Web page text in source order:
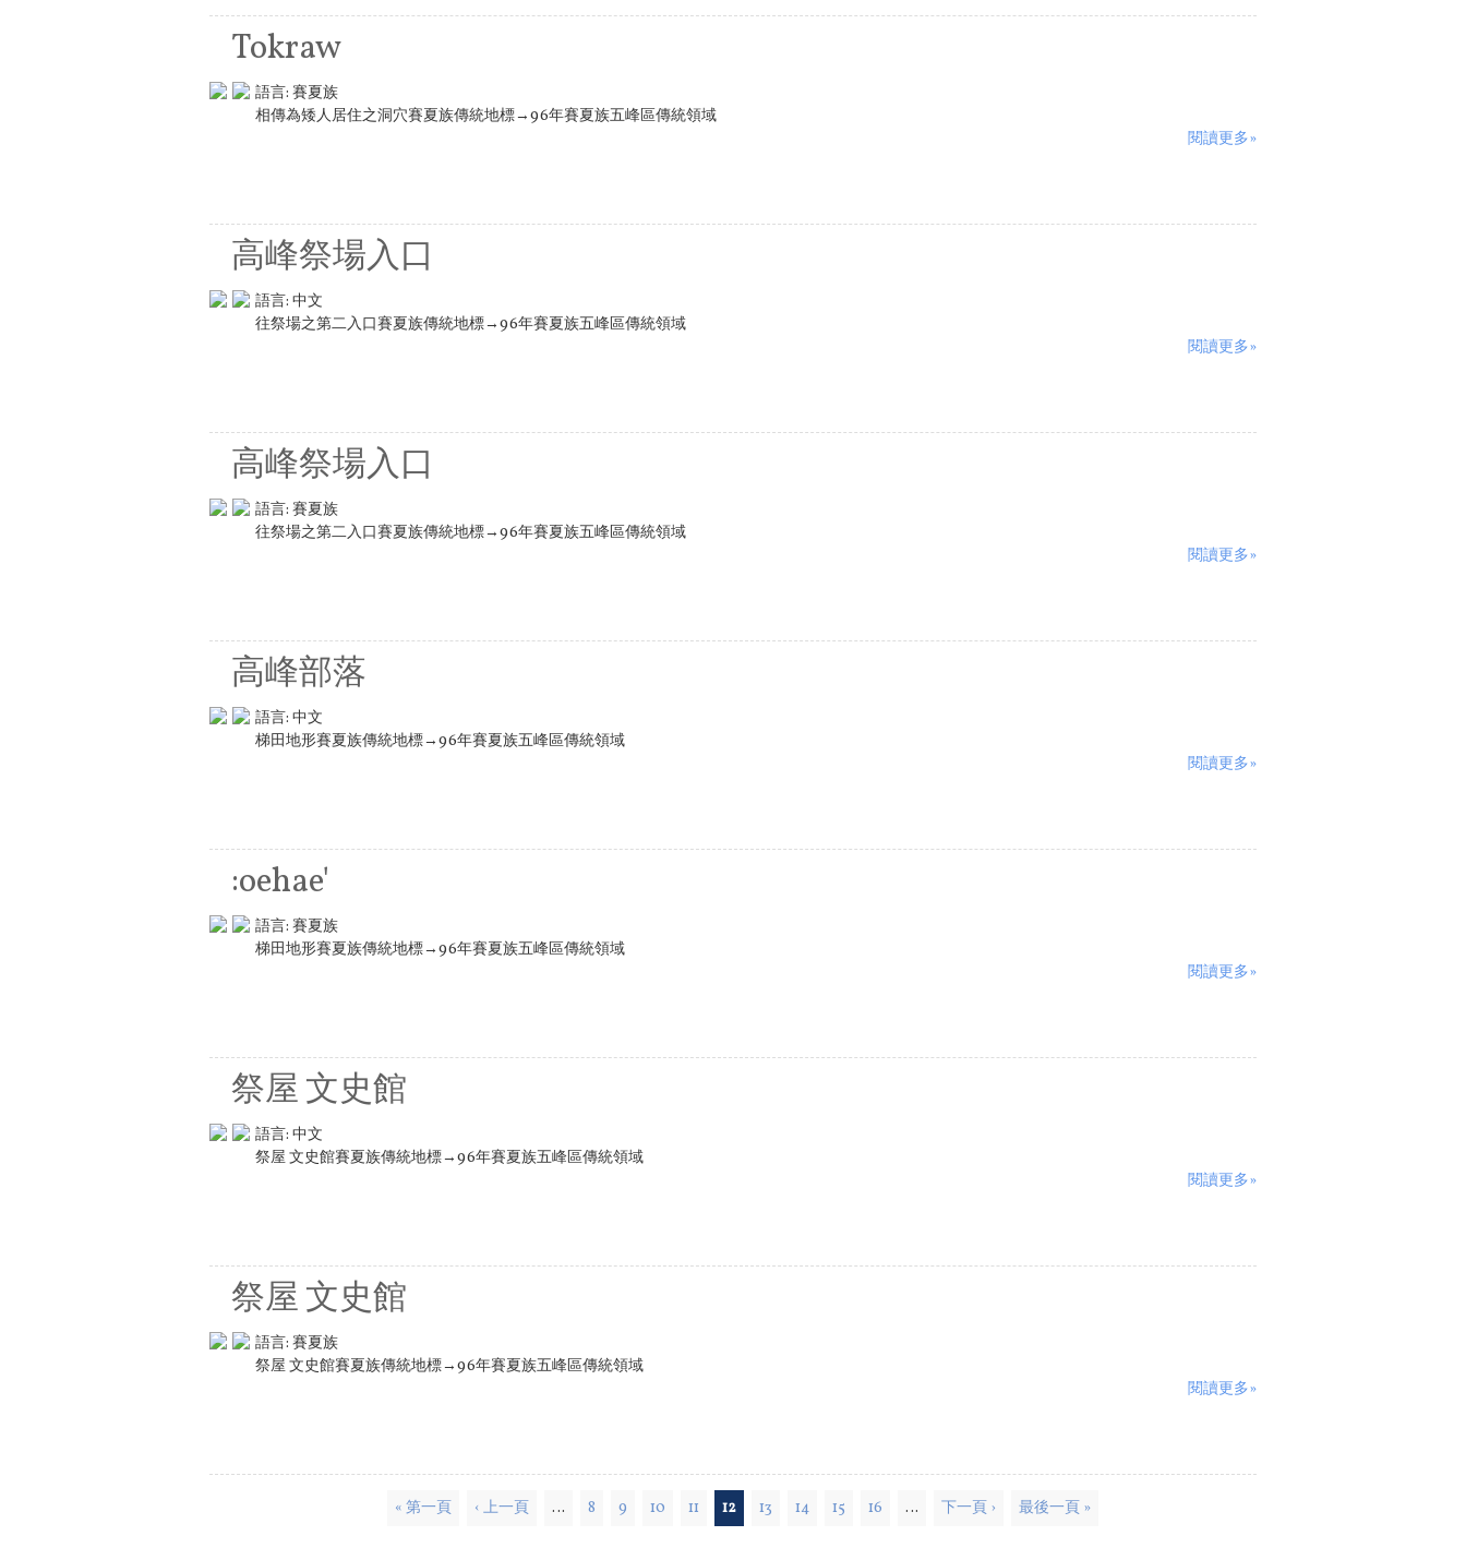
Tokraw
語言: 賽夏族
相傳為矮人居住之洞穴賽夏族傳統地標→96年賽夏族五峰區傳統領域
閱讀更多»
高峰祭場入口
語言: 中文
往祭場之第二入口賽夏族傳統地標→96年賽夏族五峰區傳統領域
閱讀更多»
高峰祭場入口
語言: 賽夏族
往祭場之第二入口賽夏族傳統地標→96年賽夏族五峰區傳統領域
閱讀更多»
高峰部落
語言: 中文
梯田地形賽夏族傳統地標→96年賽夏族五峰區傳統領域
閱讀更多»
:oehae'
語言: 賽夏族
梯田地形賽夏族傳統地標→96年賽夏族五峰區傳統領域
閱讀更多»
祭屋 文史館
語言: 中文
祭屋 文史館賽夏族傳統地標→96年賽夏族五峰區傳統領域
閱讀更多»
祭屋 文史館
語言: 賽夏族
祭屋 文史館賽夏族傳統地標→96年賽夏族五峰區傳統領域
閱讀更多»
« 第一頁 ‹ 上一頁 … 8 9 10 11 12 13 14 15 16 … 下一頁 › 最後一頁 »